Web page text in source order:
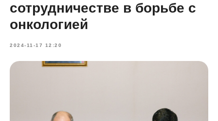
сотрудничестве в борьбе с
онкологией
2024-11-17 12:20